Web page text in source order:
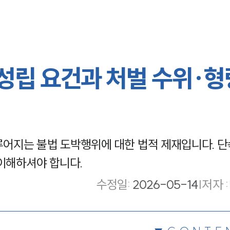
요건과 처벌 수위·형
지는 불법 도박행위에 대한 법적 제재입니다.
해하셔야 합니다.
수정일: 2026-05-14|저자 :